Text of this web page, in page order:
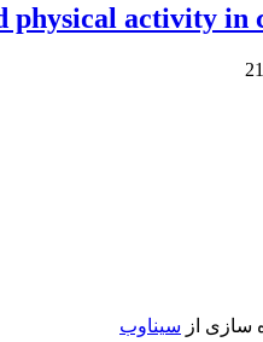
physical activity in
سازی از سیناوب